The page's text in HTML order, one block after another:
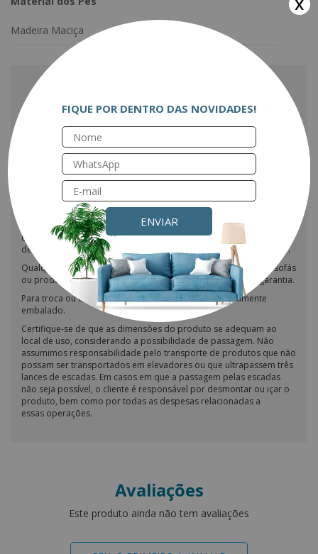
Madeira Maciça
A montagem do produto não é de responsabilidade da Eletroforte.
A maioria de nossos sofás/poltronas são entregues praticamente
montados, necessitando apenas o encaixe do encosto e a fixação
Os lados dos sofás com chaise podem ser invertidos; basta entrar
em contato conosco e fazer a solicitação.
Os objetos exibidos nas fotos não estão inclusos com o produto.
Esteja ciente de que as cores dos nossos produtos podem variar
dependendo das configurações do seu monitor ou tela do celular.
Qualquer tentativa de impermeabilização ou modificação nos sofás
ou produtos do nosso site resultará na perda imediata da garantia.
Para troca ou devolução, o produto deve estar devidamente
embalado.
Certifique-se de que as dimensões do produto se adequam ao
local de uso, considerando a possibilidade de passagem. Não
assumimos responsabilidade pelo transporte de produtos que não
possam ser transportados em elevadores ou que ultrapassem três
lances de escadas. Em casos em que a passagem pelas escadas
não seja possível, o cliente é responsável por desmontar ou içar o
produto, bem como por todas as despesas relacionadas a
essas operações.
Avaliações
Este produto ainda não tem avaliações
FIQUE POR DENTRO DAS NOVIDADES!
ENVIAR